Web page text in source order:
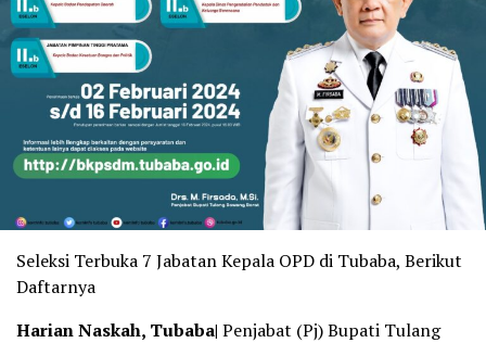
Seleksi Terbuka 7 Jabatan Kepala OPD di Tubaba, Berikut
Daftarnya
Harian Naskah, Tubaba| Penjabat (Pj) Bupati Tulang